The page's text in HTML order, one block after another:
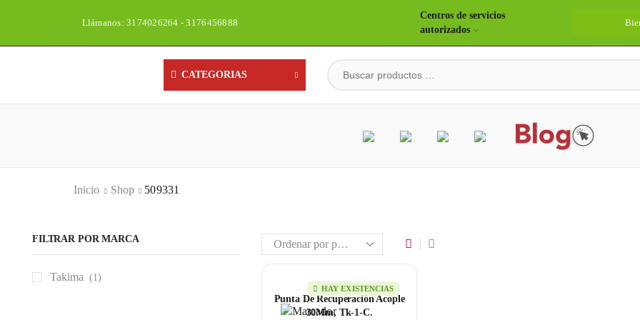
Llámanos: 3174026264 - 3176456888
Centros de servicios
autorizados
CATEGORIAS
Inicio Shop 509331
HAY EXISTENCIAS
Punta De Recuperación Acople
30Mm, Tk-1-C.
FILTRAR POR MARCA
Takima (1)